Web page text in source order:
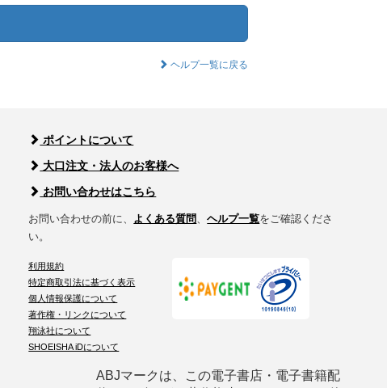
ヘルプ一覧に戻る
ポイントについて
大口注文・法人のお客様へ
お問い合わせはこちら
お問い合わせの前に、 よくある質問、ヘルプ一覧をご確認くださ
い。
利用規約
特定商取引法に基づく表示
個人情報保護について
著作権・リンクについて
翔泳社について
SHOEISHA iDについて
ABJマークは、この電子書店・電子書籍配